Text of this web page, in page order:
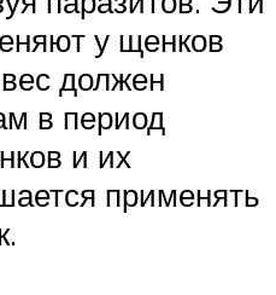
у щенков
должен
в период
и их
применять